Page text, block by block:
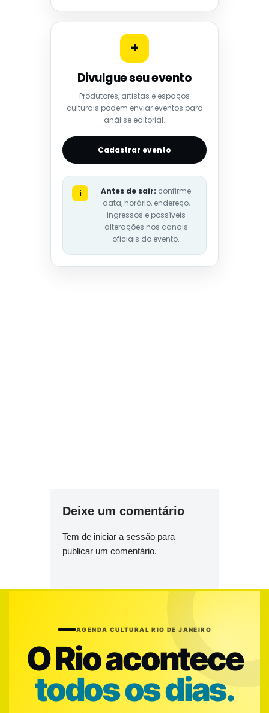
+
Divulgue seu evento
Produtores, artistas e espaços
culturais podem enviar eventos para
análise editorial.
Cadastrar evento
i Antes de sair: confirme
data, horário, endereço,
ingressos e possíveis
alterações nos canais
oficiais do evento.
Deixe um comentário
Tem de iniciar a sessão para
publicar um comentário.
AGENDA CULTURAL RIO DE JANEIRO
O Rio acontece
todos os dias.